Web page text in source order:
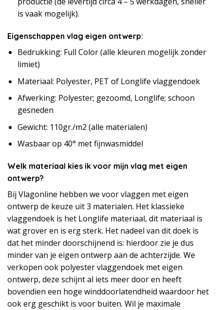
is vaak mogelijk).
Eigenschappen vlag eigen ontwerp:
Bedrukking: Full Color (alle kleuren mogelijk zonder
limiet)
Materiaal: Polyester, PET of Longlife vlaggendoek
Afwerking: Polyester; gezoomd, Longlife; schoon
gesneden
Gewicht: 110gr./m2 (alle materialen)
Wasbaar op 40° met fijnwasmiddel
Welk materiaal kies ik voor mijn vlag met eigen
ontwerp?
Bij Vlagonline hebben we voor vlaggen met eigen
ontwerp de keuze uit 3 materialen. Het klassieke
vlaggendoek is het Longlife materiaal, dit materiaal is
wat grover en is erg sterk. Het nadeel van dit doek is
dat het minder doorschijnend is: hierdoor zie je dus
minder van je eigen ontwerp aan de achterzijde. We
verkopen ook polyester vlaggendoek met eigen
ontwerp, deze schijnt al iets meer door en heeft
bovendien een hoge winddoorlatendheid waardoor het
ook erg geschikt is voor buiten. Wil je maximale